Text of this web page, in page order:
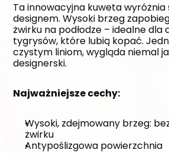
Ta innowacyjna kuweta wyróżnia
designem. Wysoki brzeg
żwirku na podłodze – idealne dla
tygrysów, które lubią kopać.
czystym liniom, wygląda niemal
designerski.
Najważniejsze cechy:
Wysoki, zdejmowany brzeg:
żwirku
Antypoślizgowa powierzchnia